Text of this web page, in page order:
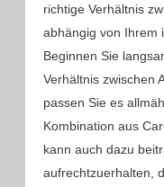
richtige Verhältnis
abhängig von Ihrem
Beginnen Sie
Verhältnis zwischen
passen Sie es
Kombination aus
kann auch dazu
aufrechtzuerhalten,